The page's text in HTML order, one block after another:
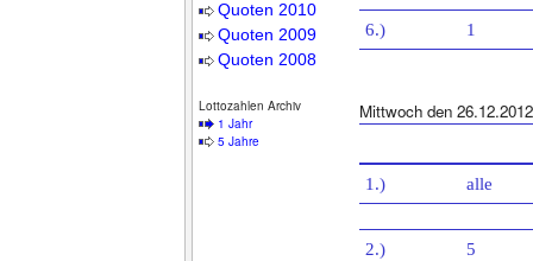
Quoten 2010
Quoten 2009
Quoten 2008
Lottozahlen Archiv
1 Jahr
5 Jahre
6.) 1
Mittwoch den 26.12.2012
1.) alle
2.) 5